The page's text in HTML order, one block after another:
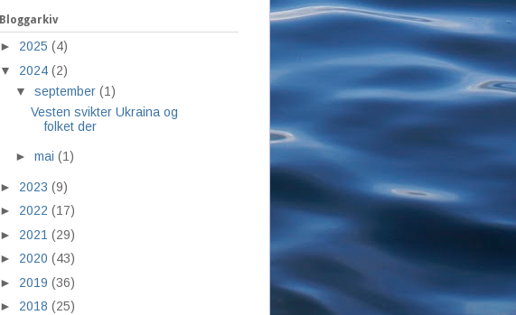
Bloggarkiv
► 2025 (4)
▼ 2024 (2)
▼ september (1)
Vesten svikter Ukraina og
folket der
► mai (1)
► 2023 (9)
► 2022 (17)
► 2021 (29)
► 2020 (43)
► 2019 (36)
► 2018 (25)